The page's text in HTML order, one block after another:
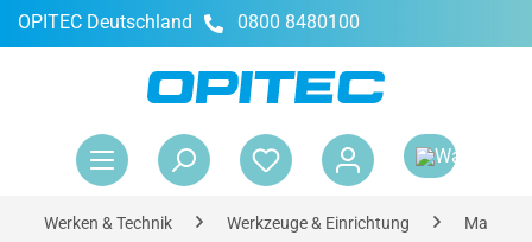
springen
OPITEC Deutschland 0800 8480100
Werken & Technik Werkzeuge & Einrichtung